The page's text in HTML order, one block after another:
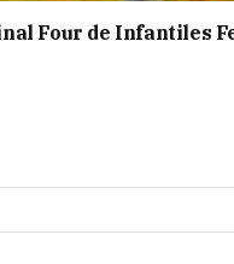
Four de Infantiles